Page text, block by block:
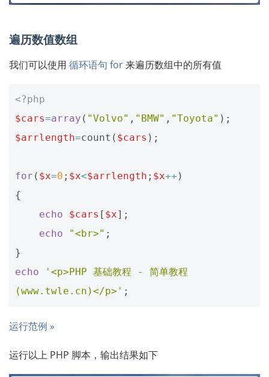
遍历数值数组
我们可以使用 循环语句 for来遍历数组中的所有值
<?php
$cars=array ( "Volvo" , "BMW" , "Toyota" );
$arrlength=count ( $cars );
for ( $x=0 ; $x<$arrlength ; $x++ )
{
echo
$cars [ $x];
echo
"<br>" ;
}
echo
'<p>PHP 基础教程 - 简单教程
(www.twle.cn)</p>' ;
运行范例 »
运行以上 PHP 脚本，输出结果如下